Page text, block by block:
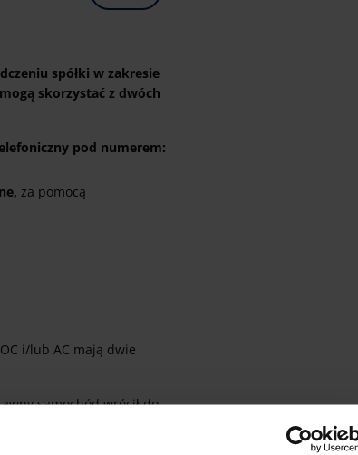
spółki w zakresie
skorzystać z dwóch
pod numerem:
za pomocą
i/lub AC mają dwie
samochód wrócił do
się jej wyceną i wpłaca